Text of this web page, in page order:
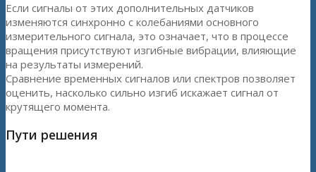
Если сигналы от этих дополнительных датчиков
изменяются синхронно с колебаниями основного
измерительного сигнала, это означает, что в процессе
вращения присутствуют изгибные вибрации, влияющие
на результаты измерений.
Сравнение временных сигналов или спектров позволяет
оценить, насколько сильно изгиб искажает сигнал от
крутящего момента.
Пути решения